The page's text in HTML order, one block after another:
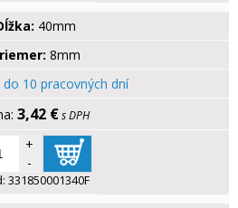
40mm
8mm
do 10 pracovných dní
3,42 €s DPH
+
-
331850001340F